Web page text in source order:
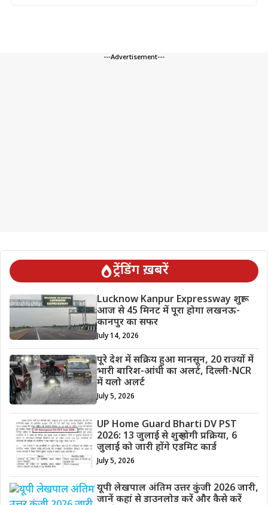
---Advertisement---
ट्रेंडिंग ख़बरें
Lucknow Kanpur Expressway शुरू:
आज से 45 मिनट में पूरा होगा लखनऊ-
कानपुर का सफर
July 14, 2026
पूरे देश में सक्रिय हुआ मानसून, 20 राज्यों में
भारी बारिश-आंधी का अलर्ट, दिल्ली-NCR
में यलो अलर्ट
July 5, 2026
UP Home Guard Bharti DV PST
2026: 13 जुलाई से शुरू होगी प्रक्रिया, 6
जुलाई को जारी होंगे एडमिट कार्ड
July 5, 2026
यूपी लेखपाल अंतिम उत्तर कुंजी 2026 जारी,
जानें कहां से डाउनलोड करें और कैसे करें